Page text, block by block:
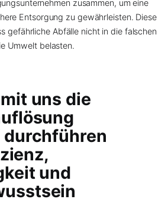
zusammen, um eine
Entsorgung zu gewährleisten. Diese
gefährliche Abfälle nicht in die falschen
Umwelt belasten.
uns die
und